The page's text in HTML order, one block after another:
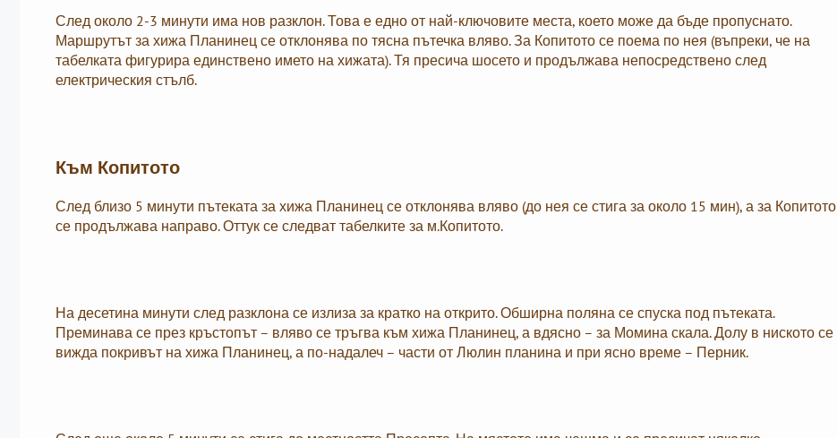
След около 2-3 минути има нов разклон. Това е едно от най-ключовите места, което може да бъде пропуснато.
Маршрутът за хижа Планинец се отклонява по тясна пътечка вляво. За Копитото се поема по нея (въпреки, че на
табелката фигурира единствено името на хижата). Тя пресича шосето и продължава непосредствено след
електрическия стълб.
Към Копитото
След близо 5 минути пътеката за хижа Планинец се отклонява вляво (до нея се стига за около 15 мин), а за Копитото
се продължава направо. Оттук се следват табелките за м.Копитото.
На десетина минути след разклона се излиза за кратко на открито. Обширна поляна се спуска под пътеката.
Преминава се през кръстопът – вляво се тръгва към хижа Планинец, а вдясно – за Момина скала. Долу в ниското се
вижда покривът на хижа Планинец, а по-надалеч – части от Люлин планина и при ясно време – Перник.